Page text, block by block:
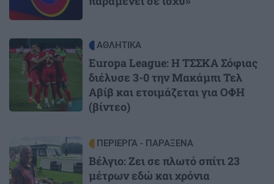
Image ΑΘΛΗΤΙΚΑ
Europa League: Η ΤΣΣΚΑ Σόφιας
διέλυσε 3-0 την Μακάμπι Τελ
Αβίβ και ετοιμάζεται για ΟΦΗ
(βίντεο)
Image ΠΕΡΙΕΡΓΑ - ΠΑΡΑΞΕΝΑ
Βέλγιο: Ζει σε πλωτό σπίτι 23
μέτρων εδώ και χρόνια